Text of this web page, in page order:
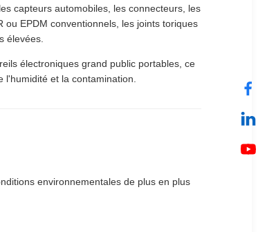
capteurs automobiles, les connecteurs, les
EPDM conventionnels, les joints toriques
élevées.
électroniques grand public portables, ce
et la contamination.
environnementales de plus en plus